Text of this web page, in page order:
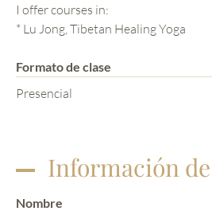
I offer courses in:
* Lu Jong, Tibetan Healing Yoga
Formato de clase
Presencial
Información
Nombre